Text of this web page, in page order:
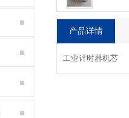
产品详情
工业计时器机芯